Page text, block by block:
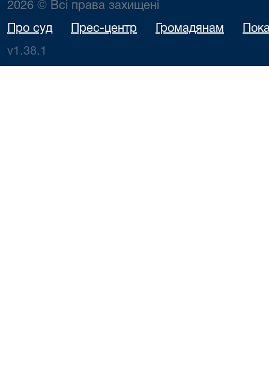
2026 © Всі права захищені
Про суд Прес-центр Громадянам
v1.38.1